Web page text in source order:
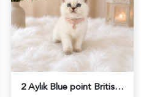
2 Aylık Blue point British Shorthair Nazlı Kızımız - 4642